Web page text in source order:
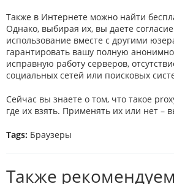
Также в Интернете можно найти
Однако, выбирая их, вы даете
использование вместе с другими
гарантировать вашу полную
исправную работу серверов,
социальных сетей или поисковых
Сейчас вы знаете о том, что такое
где их взять. Применять их или нет –
Tags: Браузеры
Также